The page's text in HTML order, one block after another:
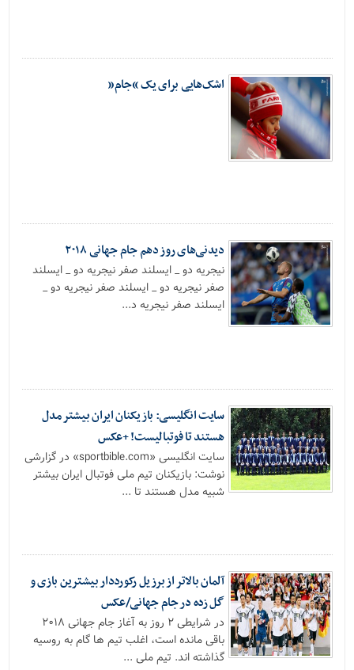
اشک‌هایی برای یک “جام”
دیدنی‌های روز دهم جام جهانی ۲۰۱۸
نیجریه دو _ ایسلند صفر نیجریه دو _ ایسلند
صفر نیجریه دو _ ایسلند صفر نیجریه دو _
ایسلند صفر نیجریه د...
سایت انگلیسی: بازیکنان ایران بیشتر مدل
هستند تا فوتبالیست! +عکس
سایت انگلیسی «sportbible.com» در گزارشی
نوشت: بازیکنان تیم ملی فوتبال ایران بیشتر
شبیه مدل هستند تا ...
آلمان بالاتر از برزیل رکورددار بیشترین بازی و
گل زده در جام جهانی/عکس
در شرایطی ۲ روز به آغاز جام جهانی ۲۰۱۸
باقی مانده است، اغلب تیم ها گام به روسیه
گذاشته اند. تیم ملی ...